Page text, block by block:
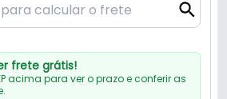
frete grátis!
acima para ver o prazo e conferir as